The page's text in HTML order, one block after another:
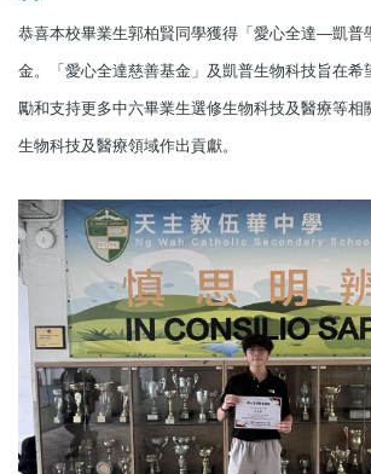
恭喜本校畢業生郭柏賢同學獲得「愛心全達―凱普
金。「愛心全達慈善基金」及凱普生物科技旨在希
勵和支持更多中六畢業生選修生物科技及醫療等相
生物科技及醫療領域作出貢獻。